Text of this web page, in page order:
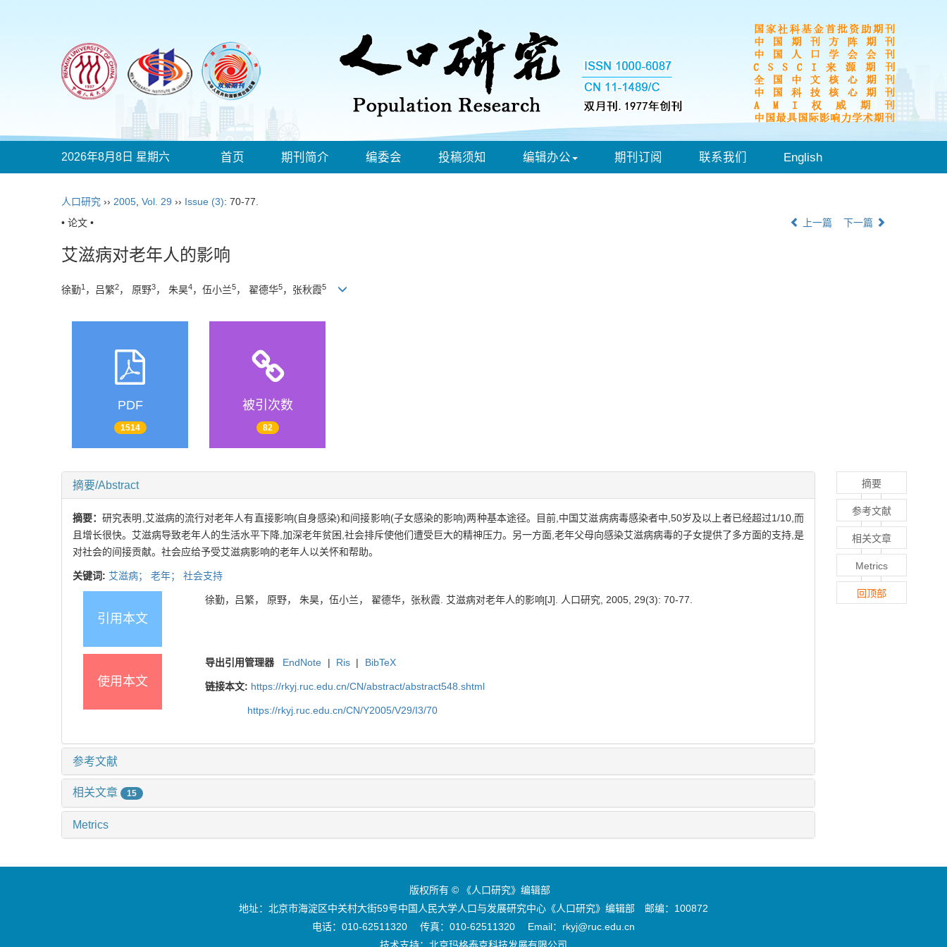
2026年8月8日 星期六 首页 期刊简介 编委会 投稿须知 编辑办公 期刊订阅 联系我们 English
人口研究 ›› 2005 Vol. 29 ›› Issue (3): 70-77.
• 论文 •
上一篇 下一篇
艾滋病对老年人的影响
徐勤1 ，吕繁2， 原野3， 朱昊4，伍小兰5， 翟德华5，张秋霞5
PDF
1514
被引次数
82
摘要/Abstract
摘要：研究表明,艾滋病的流行对老年人有直接影响(自身感染)和间接影响(子女感染的影响)两种基本途径。目前,中国艾滋病病毒感染者中,50岁及以上者已经超过1/10,而
且增长很快。艾滋病导致老年人的生活水平下降,加深老年贫困,社会排斥使他们遭受巨大的精神压力。另一方面,老年父母向感染艾滋病病毒的子女提供了多方面的支持,是
对社会的间接贡献。社会应给予受艾滋病影响的老年人以关怀和帮助。
关键词: 艾滋病； 老年； 社会支持
引用本文
徐勤，吕繁， 原野， 朱昊，伍小兰， 翟德华，张秋霞. 艾滋病对老年人的影响[J]. 人口研究, 2005, 29(3): 70-77.
使用本文
导出引用管理器 EndNote | Ris | BibTeX
链接本文: https://rkyj.ruc.edu.cn/CN/abstract/abstract548.shtml
https://rkyj.ruc.edu.cn/CN/Y2005/V29/I3/70
参考文献
相关文章 15
Metrics
摘要
参考文献
相关文章
Metrics
回顶部
版权所有 © 《人口研究》编辑部
地址：北京市海淀区中关村大街59号中国人民大学人口与发展研究中心《人口研究》编辑部 邮编：100872
电话：010-62511320 传真：010-62511320 Email：rkyj@ruc.edu.cn